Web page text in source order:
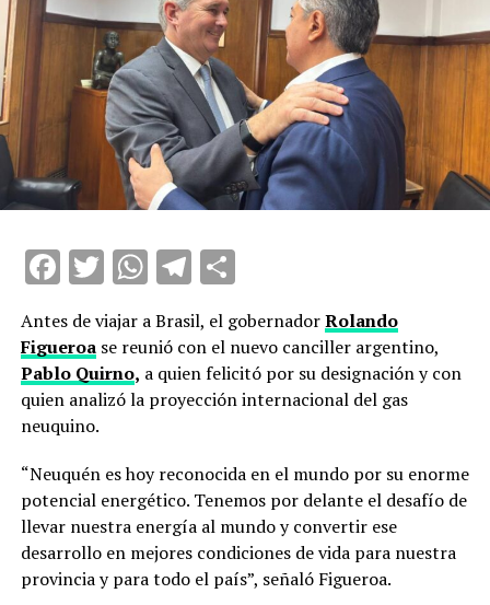
Facebook
Twitter
WhatsApp
Telegram
Compartir
Antes de viajar a Brasil, el gobernadorRolando
Figueroase reunió con el nuevo canciller argentino,
Pablo Quirno, a quien felicitó por su designación y con
quien analizó la proyección internacional del gas
neuquino.
“Neuquén es hoy reconocida en el mundo por su enorme
potencial energético. Tenemos por delante el desafío de
llevar nuestra energía al mundo y convertir ese
desarrollo en mejores condiciones de vida para nuestra
provincia y para todo el país”, señaló Figueroa.